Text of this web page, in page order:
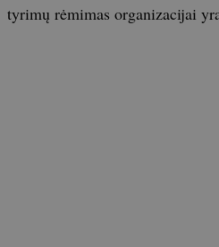
tyrimų rėmimas organizacijai